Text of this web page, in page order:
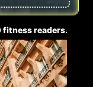
fitness readers.